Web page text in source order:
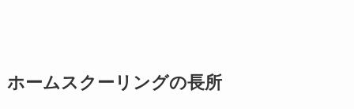
ホームスクーリングの長所